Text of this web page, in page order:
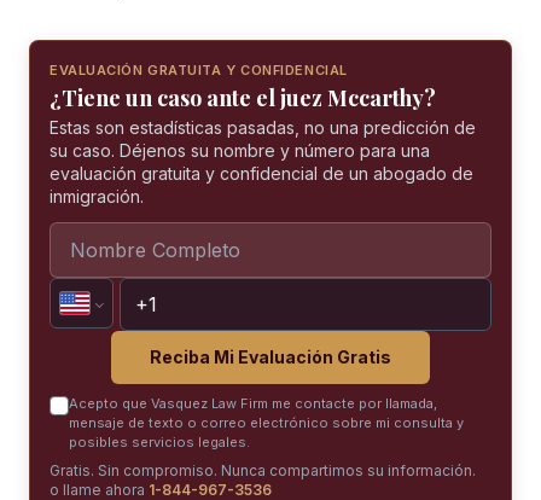
EVALUACIÓN GRATUITA Y CONFIDENCIAL
¿Tiene un caso ante el juez Mccarthy?
Estas son estadísticas pasadas, no una predicción de
su caso. Déjenos su nombre y número para una
evaluación gratuita y confidencial de un abogado de
inmigración.
Reciba Mi Evaluación Gratis
Acepto que Vasquez Law Firm me contacte por llamada,
mensaje de texto o correo electrónico sobre mi consulta y
posibles servicios legales.
Gratis. Sin compromiso. Nunca compartimos su información.
o llame ahora 1-844-967-3536